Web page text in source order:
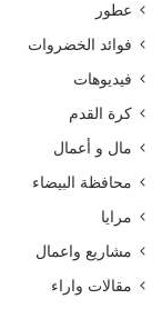
عطور
فوائد الخضروات
فيديوهات
كرة القدم
مال و أعمال
محافظة البيضاء
مرايا
مشاريع واعمال
مقالات واراء